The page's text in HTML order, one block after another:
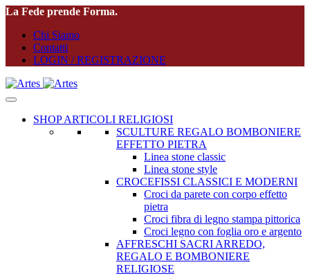
La Fede prende Forma.
Chi Siamo
Contatti
LOGIN / REGISTRAZIONE
SHOP ARTICOLI RELIGIOSI
SCULTURE REGALO BOMBONIERE
EFFETTO PIETRA
Linea stone classic
Linea stone style
CROCEFISSI CLASSICI E MODERNI
Croci da parete con corpo effetto
pietra
Croci fibra di legno stampa pittorica
Croci legno con foglia oro e argento
AFFRESCHI SACRI ARREDO,
REGALO E BOMBONIERE
RELIGIOSE